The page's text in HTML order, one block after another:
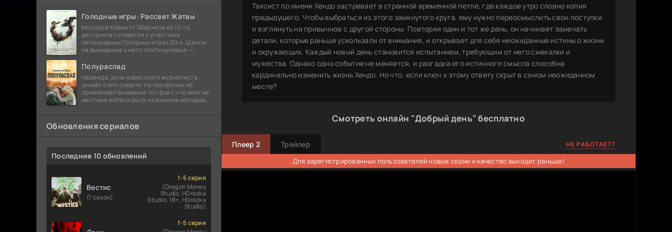
Голодные игры: Рассвет Жатвы
Молодой Хеймитч Эбернети из 12-го
дистрикта готовится к участию в
легендарных Голодных играх 50-х. Шансы
на выживание у него почти нулевые —
победу еще сорок
Полураспад
Надежда, дочь известного журналиста,
узнаёт о его смерти. На похоронах её
привлекает внимание тот факт, что многие
местные жители ушли из жизни в молодом
бомбы
Обновления сериалов
Последние 10 обновлений
Вестис
(1 сезон)
1-5 серия
(Dragon Money
Studio, HDrezka
Studio. 18+, HDrezka
Studio)
1-5 серия
Таксист по имени Хендо застревает в странной временной петле, где каждое утро словно копия
предыдущего. Чтобы выбраться из этого замкнутого круга, ему нужно переосмыслить свои поступки
и взглянуть на привычное с другой стороны. Повторяя один и тот же день, он начинает замечать
детали, которые раньше ускользали от внимания, и открывает для себя неожиданные истины о жизни
и окружающих. Каждый новый день становится испытанием, требующим от него смекалки и
мужества. Однако одно событие не меняется, и разгадка его истинного смысла способна
кардинально изменить жизнь Хендо. Но что, если ключ к этому ответу скрыт в самом неожиданном
месте?
Смотреть онлайн "Добрый день" бесплатно
Плеер 2 Трейлер НЕ РАБОТАЕТ?
Для зарегистрированных пользователей новые серии и качество выходит раньше!